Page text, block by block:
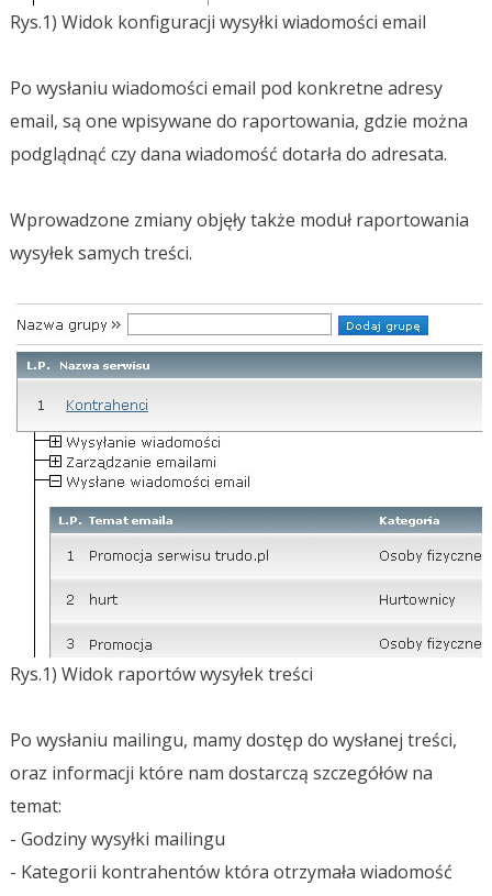
Rys.1) Widok konfiguracji wysyłki wiadomości email
Po wysłaniu wiadomości email pod konkretne adresy
email, są one wpisywane do raportowania, gdzie można
podglądnąć czy dana wiadomość dotarła do adresata.
Wprowadzone zmiany objęły także moduł raportowania
wysyłek samych treści.
Rys.1) Widok raportów wysyłek treści
Po wysłaniu mailingu, mamy dostęp do wysłanej treści,
oraz informacji które nam dostarczą szczegółów na
temat:
- Godziny wysyłki mailingu
- Kategorii kontrahentów która otrzymała wiadomość